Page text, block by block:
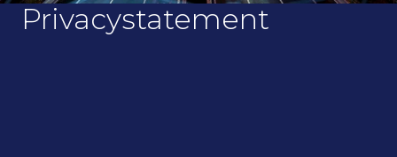
Privacystatement